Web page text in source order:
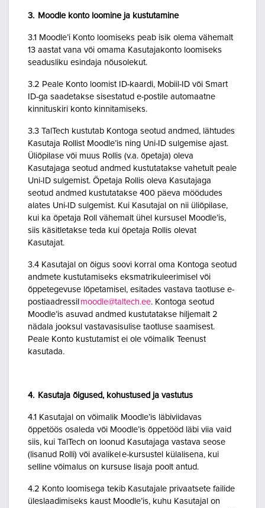
3. Moodle konto loomine ja kustutamine
3.1 Moodle’i Konto loomiseks peab isik olema vähemalt
13 aastat vana või omama Kasutajakonto loomiseks
seadusliku esindaja nõusolekut.
3.2 Peale Konto loomist ID-kaardi, Mobiil-ID või Smart
ID-ga saadetakse sisestatud e-postile automaatne
kinnituskiri konto kinnitamiseks.
3.3 TalTech kustutab Kontoga seotud andmed, lähtudes
Kasutaja Rollist Moodle’is ning Uni-ID sulgemise ajast.
Üliõpilase või muus Rollis (v.a. õpetaja) oleva
Kasutajaga seotud andmed kustutatakse vahetult peale
Uni-ID sulgemist. Õpetaja Rollis oleva Kasutajaga
seotud andmed kustutatakse 400 päeva möödudes
alates Uni-ID sulgemist. Kui Kasutajal on nii üliõpilase,
kui ka õpetaja Roll vähemalt ühel kursusel Moodle’is,
siis käsitletakse teda kui õpetaja Rollis olevat
Kasutajat.
3.4 Kasutajal on õigus soovi korral oma Kontoga seotud
andmete kustutamiseks eksmatrikuleerimisel või
õppetegevuse lõpetamisel, esitades vastava taotluse e-
postiaadressil moodle@taltech.ee. Kontoga seotud
Moodle’is asuvad andmed kustutatakse hiljemalt 2
nädala jooksul vastavasisulise taotluse saamisest.
Peale Konto kustutamist ei ole võimalik Teenust
kasutada.
4. Kasutaja õigused, kohustused ja vastutus
4.1 Kasutajal on võimalik Moodle’is läbiviidavas
õppetöös osaleda või Moodle’is õppetööd läbi viia vaid
siis, kui TalTech on loonud Kasutajaga vastava seose
(lisanud Rolli) või avalikel e-kursustel külalisena, kui
selline võimalus on kursuse lisaja poolt antud.
4.2 Konto loomisega tekib Kasutajale privaatsete failide
üleslaadimiseks kaust Moodle’is, kuhu Kasutajal on